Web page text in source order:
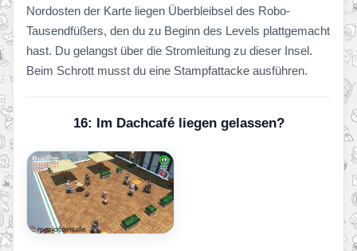
Nordosten der Karte liegen Überbleibsel des Robo-
Tausendfüßers, den du zu Beginn des Levels plattgemacht
hast. Du gelangst über die Stromleitung zu dieser Insel.
Beim Schrott musst du eine Stampfattacke ausführen.
16: Im Dachcafé liegen gelassen?